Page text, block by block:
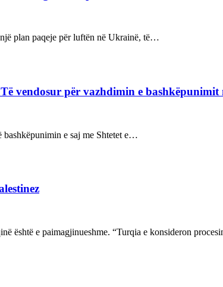
plan paqeje për luftën në Ukrainë, të…
vendosur për vazhdimin e bashkëpunimit
e saj me Shtetet e…
është e paimagjinueshme. “Turqia e konsideron